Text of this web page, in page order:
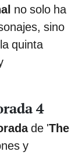
no solo ha
sino
quinta
4
de 'The
y